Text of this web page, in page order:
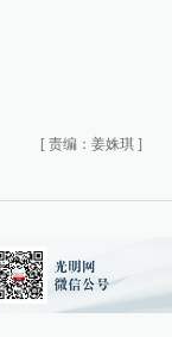
[ 责编：姜姝琪 ]